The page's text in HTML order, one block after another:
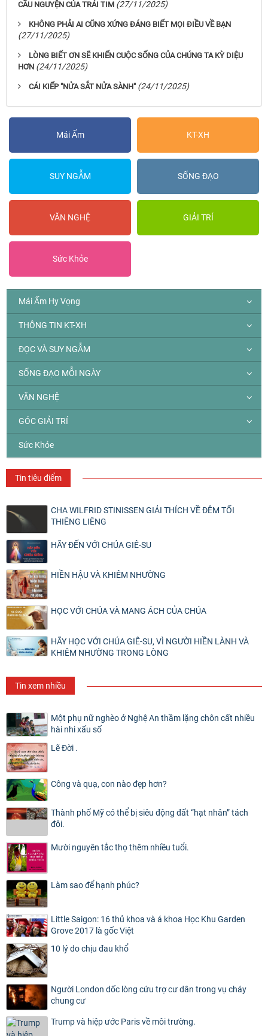
CẦU NGUYỆN CỦA TRÁI TIM (27/11/2025)
KHÔNG PHẢI AI CŨNG XỨNG ĐÁNG BIẾT MỌI ĐIỀU VỀ BẠN
(27/11/2025)
LÒNG BIẾT ƠN SẼ KHIẾN CUỘC SỐNG CỦA CHÚNG TA KỲ DIỆU
HƠN (24/11/2025)
CÁI KIẾP "NỬA SẮT NỬA SÀNH" (24/11/2025)
Mái Ấm KT-XH
SUY NGẪM SỐNG ĐẠO
VĂN NGHỆ GIẢI TRÍ
Sức Khỏe
Mái Ấm Hy Vọng
THÔNG TIN KT-XH
ĐỌC VÀ SUY NGẪM
SỐNG ĐẠO MỖI NGÀY
VĂN NGHỆ
GÓC GIẢI TRÍ
Sức Khỏe
Tin tiêu điểm
CHA WILFRID STINISSEN GIẢI THÍCH VỀ ĐÊM TỐI
THIÊNG LIÊNG
HÃY ĐẾN VỚI CHÚA GIÊ-SU
HIỀN HẬU VÀ KHIÊM NHƯỜNG
HỌC VỚI CHÚA VÀ MANG ÁCH CỦA CHÚA
HÃY HỌC VỚI CHÚA GIÊ-SU, VÌ NGƯỜI HIỀN LÀNH VÀ
KHIÊM NHƯỜNG TRONG LÒNG
Tin xem nhiều
Một phụ nữ nghèo ở Nghệ An thầm lặng chôn cất nhiều
hài nhi xấu số
Lẽ Đời .
Công và quạ, con nào đẹp hơn?
Thành phố Mỹ có thể bị siêu động đất “hạt nhân” tách
đôi.
Mười nguyên tắc thọ thêm nhiều tuổi.
Làm sao để hạnh phúc?
Little Saigon: 16 thủ khoa và á khoa Học Khu Garden
Grove 2017 là gốc Việt
10 lý do chịu đau khổ
Người London dốc lòng cứu trợ cư dân trong vụ cháy
chung cư
Trump và hiệp ước Paris về môi trường.